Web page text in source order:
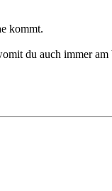
kommt.
du auch immer am